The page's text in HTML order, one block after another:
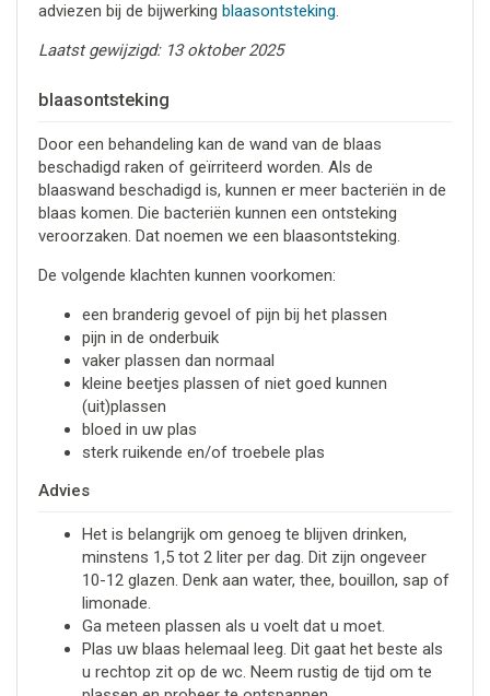
adviezen bij de bijwerking blaasontsteking.
Laatst gewijzigd: 13 oktober 2025
blaasontsteking
Door een behandeling kan de wand van de blaas
beschadigd raken of geïrriteerd worden. Als de
blaaswand beschadigd is, kunnen er meer bacteriën in de
blaas komen. Die bacteriën kunnen een ontsteking
veroorzaken. Dat noemen we een blaasontsteking.
De volgende klachten kunnen voorkomen:
een branderig gevoel of pijn bij het plassen
pijn in de onderbuik
vaker plassen dan normaal
kleine beetjes plassen of niet goed kunnen
(uit)plassen
bloed in uw plas
sterk ruikende en/of troebele plas
Advies
Het is belangrijk om genoeg te blijven drinken,
minstens 1,5 tot 2 liter per dag. Dit zijn ongeveer
10-12 glazen. Denk aan water, thee, bouillon, sap of
limonade.
Ga meteen plassen als u voelt dat u moet.
Plas uw blaas helemaal leeg. Dit gaat het beste als
u rechtop zit op de wc. Neem rustig de tijd om te